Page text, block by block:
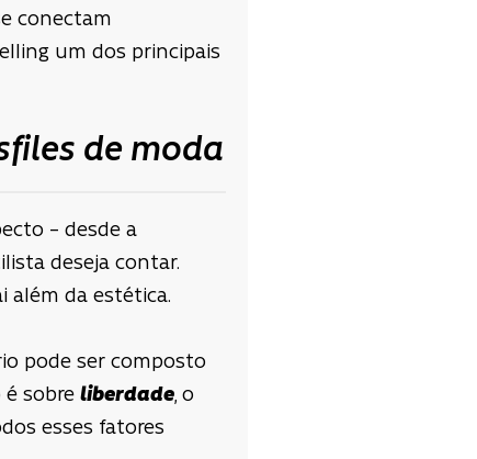
conectam
um dos principais
de moda
– desde a
deseja contar.
além da estética.
pode ser composto
é sobre liberdade, o
esses fatores